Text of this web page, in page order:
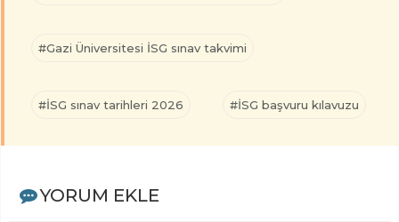
#Gazi Üniversitesi İSG sınav takvimi
#İSG sınav tarihleri 2026 #İSG başvuru kılavuzu
YORUM EKLE